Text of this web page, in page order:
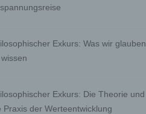
Exkurs: Was wir glauben
Exkurs: Die Theorie und
Praxis der Werteentwicklung
to